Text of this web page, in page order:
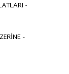
-
-